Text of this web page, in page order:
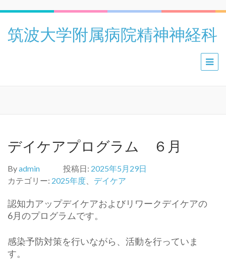
筑波大学附属病院精神神経科
デイケアプログラム ６月
Byadmin 投稿日: 2025年5月29日
カテゴリー: 2025年度 デイケア
認知力アップデイケアおよびリワークデイケアの
6月のプログラムです。
感染予防対策を行いながら、活動を行っていま
す。